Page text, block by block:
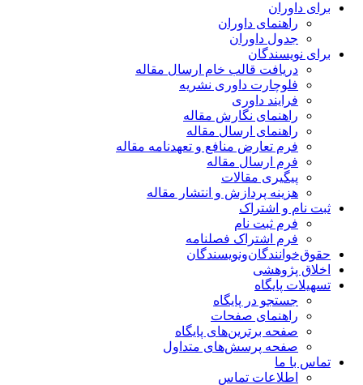
برای داوران
راهنمای داوران
جدول داوران
برای نویسندگان
دریافت قالب خام ارسال مقاله
فلوچارت داوری نشریه
فرایند داوری
راهنمای نگارش مقاله
راهنمای ارسال مقاله
فرم تعارض منافع و تعهدنامه مقاله
فرم ارسال مقاله
پیگیری مقالات
هزینه پردازش و انتشار مقاله
ثبت نام و اشتراک
فرم ثبت نام
فرم اشتراک فصلنامه
حقوق‌خوانندگان‌و‌نویسندگان
اخلاق پژوهشی
تسهیلات پایگاه
جستجو در پایگاه
راهنمای صفحات
صفحه برترین‌های پایگاه
صفحه پرسش‌های متداول
تماس با ما
اطلاعات تماس